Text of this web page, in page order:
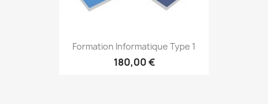
Formation Informatique Type 1
180,00 €